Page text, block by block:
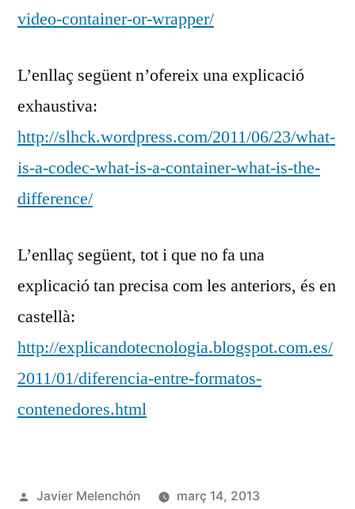
video-container-or-wrapper/
L’enllaç següent n’ofereix una explicació
exhaustiva:
http://slhck.wordpress.com/2011/06/23/what-
is-a-codec-what-is-a-container-what-is-the-
difference/
L’enllaç següent, tot i que no fa una
explicació tan precisa com les anteriors, és en
castellà:
http://explicandotecnologia.blogspot.com.es/
2011/01/diferencia-entre-formatos-
contenedores.html
Publicat
Javier Melenchón
març 14, 2013